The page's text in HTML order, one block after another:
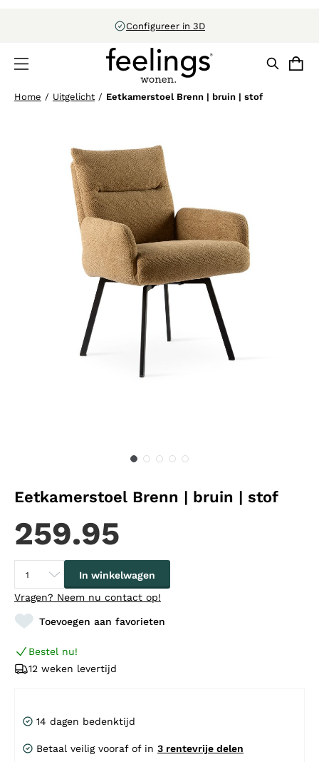
Configureer in 3D
Home / Uitgelicht / Eetkamerstoel Brenn | bruin | stof
Eetkamerstoel Brenn | bruin | stof
259.95
In winkelwagen
Vragen? Neem nu contact op!
Toevoegen aan favorieten
Bestel nu!
12 weken levertijd
14 dagen bedenktijd
Betaal veilig vooraf of in 3 rentevrije delen